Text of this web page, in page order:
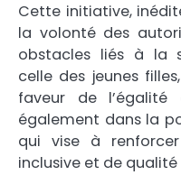
Cette initiative,
la volonté des
obstacles liés à la
celle des jeunes
faveur de l’égalité
également dans la
qui vise à
inclusive et de